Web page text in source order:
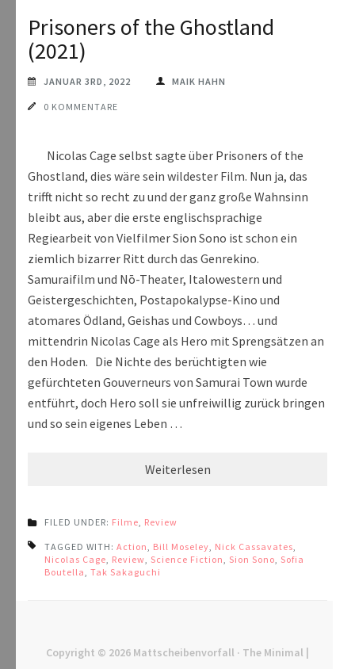
Prisoners of the Ghostland
(2021)
JANUAR 3RD, 2022 MAIK HAHN
0 KOMMENTARE
Nicolas Cage selbst sagte über Prisoners of the
Ghostland, dies wäre sein wildester Film. Nun ja, das
trifft nicht so recht zu und der ganz große Wahnsinn
bleibt aus, aber die erste englischsprachige
Regiearbeit von Vielfilmer Sion Sono ist schon ein
ziemlich bizarrer Ritt durch das Genrekino.
Samuraifilm und Nō-Theater, Italowestern und
Geistergeschichten, Postapokalypse-Kino und
atomares Ödland, Geishas und Cowboys… und
mittendrin Nicolas Cage als Hero mit Sprengsätzen an
den Hoden. Die Nichte des berüchtigten wie
gefürchteten Gouverneurs von Samurai Town wurde
entführt, doch Hero soll sie unfreiwillig zurück bringen
und so sein eigenes Leben …
Weiterlesen
FILED UNDER: Filme Review
TAGGED WITH: Action Bill Moseley Nick Cassavates
Nicolas Cage Review Science Fiction Sion Sono Sofia
Boutella Tak Sakaguchi
Copyright © 2026 Mattscheibenvorfall · The Minimal |